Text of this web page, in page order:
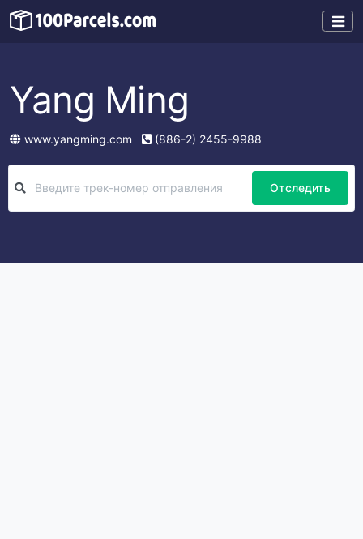
Yang Ming
www.yangming.com (886-2) 2455-9988
Отследить